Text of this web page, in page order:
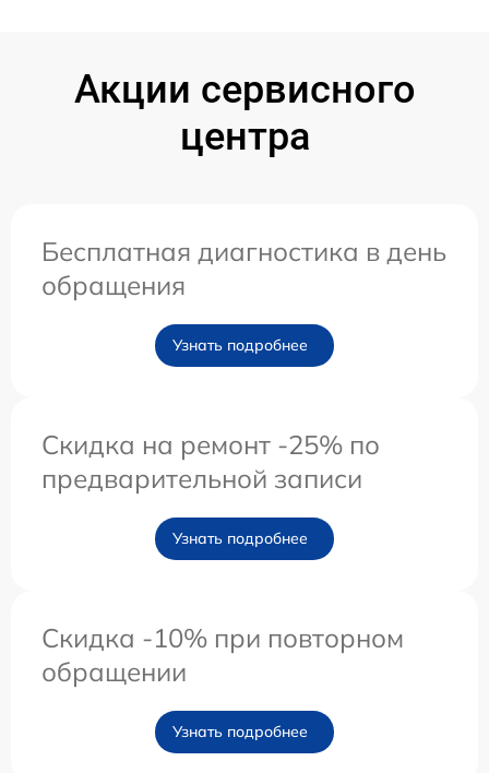
Акции сервисного
центра
Бесплатная диагностика в день
обращения
Узнать подробнее
Скидка на ремонт -25% по
предварительной записи
Узнать подробнее
Скидка -10% при повторном
обращении
Узнать подробнее